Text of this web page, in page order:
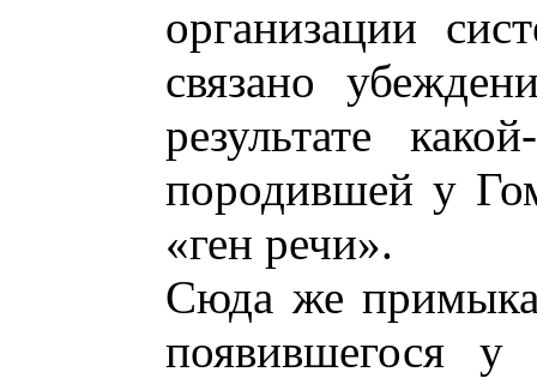
организации
связано
результате
породившей у
«ген речи».
Сюда же
появившегося